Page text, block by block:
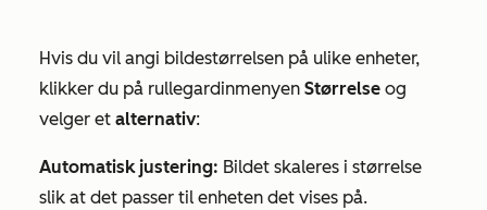
Hvis du vil angi bildestørrelsen på ulike enheter,
klikker du på rullegardinmenyen Størrelse og
velger et alternativ:
Automatisk justering: Bildet skaleres i størrelse
slik at det passer til enheten det vises på.